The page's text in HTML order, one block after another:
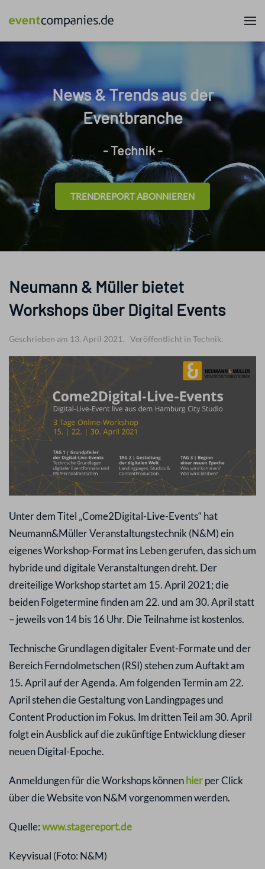
News & Trends aus der
Eventbranche
- Technik -
TRENDREPORT ABONNIEREN
Neumann & Müller bietet
Workshops über Digital Events
Geschrieben am 13. April 2021. Veröffentlicht in Technik.
Unter dem Titel „Come2Digital-Live-Events“ hat
Neumann&Müller Veranstaltungstechnik (N&M) ein
eigenes Workshop-Format ins Leben gerufen, das sich um
hybride und digitale Veranstaltungen dreht. Der
dreiteilige Workshop startet am 15. April 2021; die
beiden Folgetermine finden am 22. und am 30. April statt
– jeweils von 14 bis 16 Uhr. Die Teilnahme ist kostenlos.
Technische Grundlagen digitaler Event-Formate und der
Bereich Ferndolmetschen (RSI) stehen zum Auftakt am
15. April auf der Agenda. Am folgenden Termin am 22.
April stehen die Gestaltung von Landingpages und
Content Production im Fokus. Im dritten Teil am 30. April
folgt ein Ausblick auf die zukünftige Entwicklung dieser
neuen Digital-Epoche.
Anmeldungen für die Workshops könnenhierper Click
über die Website von N&M vorgenommen werden.
Quelle:www.stagereport.de
Keyvisual (Foto: N&M)